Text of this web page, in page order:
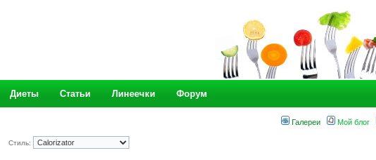
Диеты Статьи Линеечки Форум
Галереи Мой блог
Стиль: